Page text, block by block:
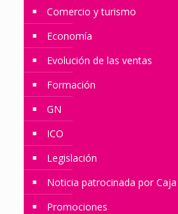
Comercio y turismo
Economía
Evolución de las ventas
Formación
GN
ICO
Legislación
Noticia patrocinada por
Promociones